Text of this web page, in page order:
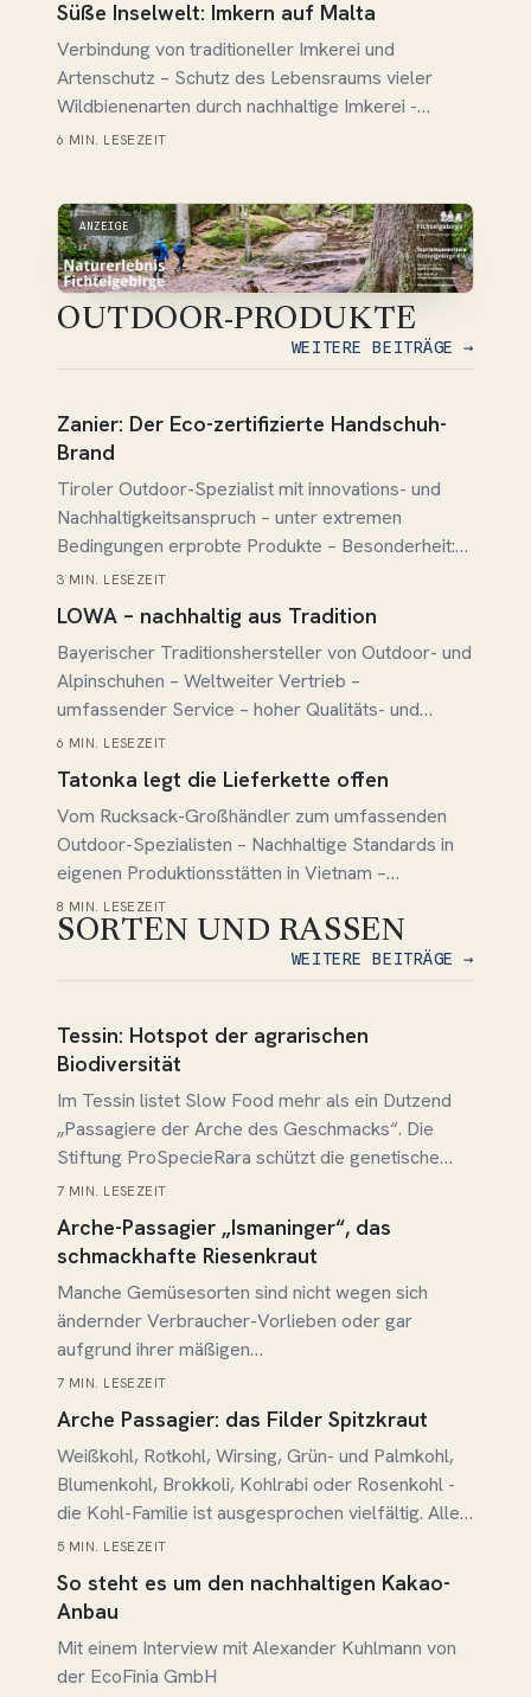
Medienagentur Touremo mit dem IT-Partner
Visionlab. Das Resultat unserer Kooperation ist ein
Erlebnis- und Genuss--Titel über faszinierende
Naturreiseziele, geeignete Outdoor-Ausrüstungen,
nachhaltige Unterkünfte, regionale Spezialitäten
ist…
Süße Inselwelt: Imkern auf Malta
Verbindung von traditioneller Imkerei und
Artenschutz – Schutz des Lebensraums vieler
Wildbienenarten durch nachhaltige Imkerei -
Besucher und Touristen erfahren bei Führungen
6 MIN. LESEZEIT
ANZEIGE
OUTDOOR-PRODUKTE
WEITERE BEITRÄGE →
Zanier: Der Eco-zertifizierte Handschuh-
Brand
Tiroler Outdoor-Spezialist mit innovations- und
Nachhaltigkeitsanspruch – unter extremen
Bedingungen erprobte Produkte – Besonderheit:
Beheizbare Handschuhe und Socken –
klimaneutral, ClimatePartner-zertifiziert
3 MIN. LESEZEIT
LOWA – nachhaltig aus Tradition
Bayerischer Traditionshersteller von Outdoor- und
Alpinschuhen – Weltweiter Vertrieb –
umfassender Service – hoher Qualitäts- und
Nachhaltigkeitsanspruch
6 MIN. LESEZEIT
Tatonka legt die Lieferkette offen
Vom Rucksack-Großhändler zum umfassenden
Outdoor-Spezialisten – Nachhaltige Standards in
eigenen Produktionsstätten in Vietnam –
Langlebigkeit der Produkte und durchgehende
Transparenz sind oberstes Ziel
8 MIN. LESEZEIT
SORTEN UND RASSEN
WEITERE BEITRÄGE →
Tessin: Hotspot der agrarischen
Biodiversität
Im Tessin listet Slow Food mehr als ein Dutzend
„Passagiere der Arche des Geschmacks“. Die
Stiftung ProSpecieRara schützt die genetische
Vielfalt in der Landwirtschaft – darunter seltene
autochthone Ziegenrassen auf der Alpe Corte.
7 MIN. LESEZEIT
Arche-Passagier „Ismaninger“, das
schmackhafte Riesenkraut
Manche Gemüsesorten sind nicht wegen sich
ändernder Verbraucher-Vorlieben oder gar
aufgrund ihrer mäßigen
Geschmackseigenschaften in Vergessenheit
geraten, sondern weil deren Anbau und Ernte
einen erheblichen Aufwand erfordern. Ein Beispiel
dafür liefert etwa die von Kennern
hochgeschätzte festkochende Kartoffelsorte
„Bamberger Hörnla“, der wir bereits einen eigenen
Beitrag widmeten. Ihre Ernte ist…
7 MIN. LESEZEIT
Arche Passagier: das Filder Spitzkraut
Weißkohl, Rotkohl, Wirsing, Grün- und Palmkohl,
Blumenkohl, Brokkoli, Kohlrabi oder Rosenkohl -
die Kohl-Familie ist ausgesprochen vielfältig. Alle
diese Sorten stammen ursprünglich vom Wildkohl
ab, der in felsigen Landschaften und Gebirgen
speziell von Küstenregionen vorkommt und den
Menschen schon früh als gesundes, wenngleich
recht bitteres, Gemüse diente. In einigen
Ursprungsgebieten,…
5 MIN. LESEZEIT
So steht es um den nachhaltigen Kakao-
Anbau
Mit einem Interview mit Alexander Kuhlmann von
der EcoFinia GmbH